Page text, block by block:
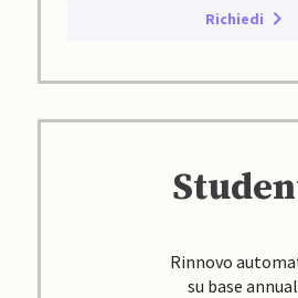
Richiedi
Rinnovo
su base